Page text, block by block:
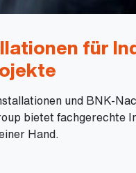
für
und BNK-
bietet fachgerechte
Hand.